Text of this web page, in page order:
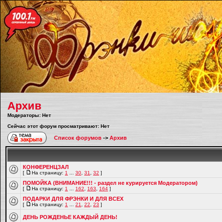
Архив
Модераторы: Нет
Сейчас этот форум просматривают: Нет
Список форумов -> Архив
КОНФЕРЕНЦЗАЛ
[ На страницу: 1 30 31 32 ]
ПОМОЙКА (ВНИМАНИЕ!!! - раздел не курируется Модератором)
[ На страницу: 1 162 163 164 ]
ПОДАРКИ ДЛЯ ФРЭНКИ И ДЛЯ ВСЕХ
[ На страницу: 1 21 22 23 ]
ДЕНЬ РОЖДЕНЬЕ КАЖДЫЙ ДЕНЬ!